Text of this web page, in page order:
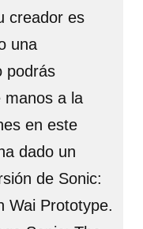
creador es
una
podrás
manos a la
en este
dado un
de Sonic:
Wai Prototype.